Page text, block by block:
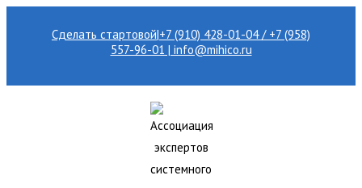
Сделать стартовой|+7 (910) 428-01-04 / +7 (958)
557-96-01 | info@mihico.ru